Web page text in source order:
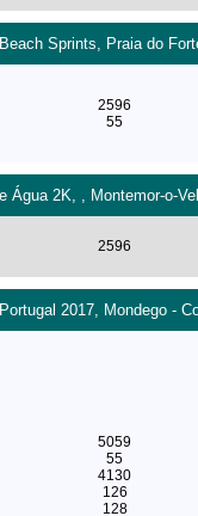
Sprints, Praia do
2596
55
Água 2K, , Montemor-o-
2596
2017, Mondego -
5059
55
4130
126
128